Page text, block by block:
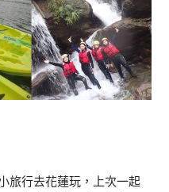
旅行去花蓮玩，上次一起